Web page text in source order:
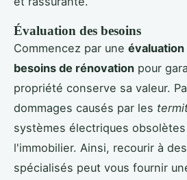
Évaluation des besoins
Commencez par une
besoins de rénovation pour
propriété conserve sa valeur.
dommages causés par les
systèmes électriques
l'immobilier. Ainsi, recourir à
spécialisés peut vous fournir